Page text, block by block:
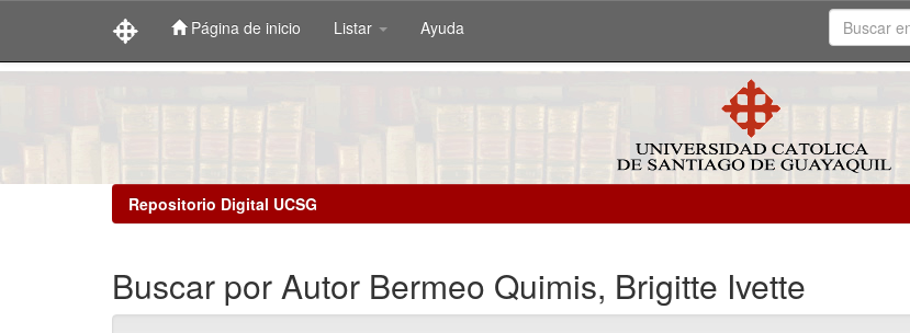
Página de inicio Listar Ayuda
Repositorio Digital UCSG
Buscar por Autor Bermeo Quimis, Brigitte Ivette